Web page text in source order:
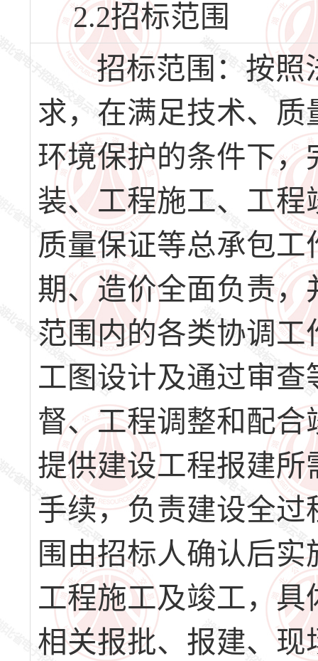
2.2招标范围
招标范围：按照
求，在满足技术、
环境保护的条件下
装、工程施工、工
质量保证等总承包
期、造价全面负责
范围内的各类协调
工图设计及通过审
督、工程调整和配
提供建设工程报建
手续，负责建设全
围由招标人确认后
工程施工及竣工，
相关报批、报建、